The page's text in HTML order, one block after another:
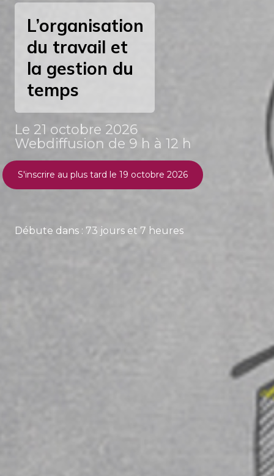
L’organisation
du travail et
la gestion du
temps
Le 21 octobre 2026
Webdiffusion de 9 h à 12 h
S'inscrire au plus tard le 19 octobre 2026
Débute dans : 73 jours et 7 heures